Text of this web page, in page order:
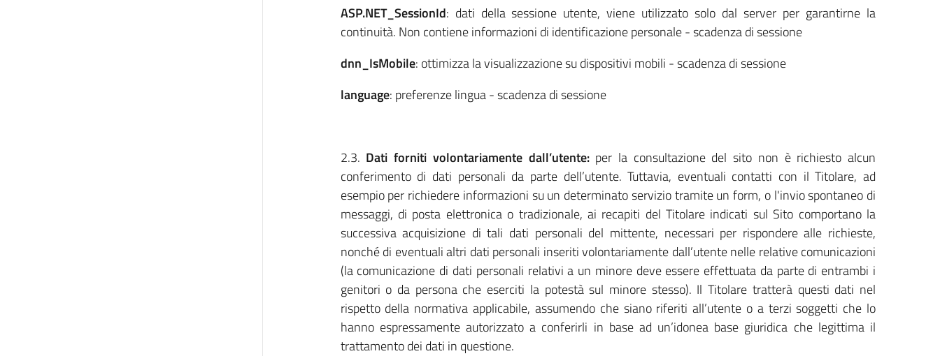
ASP.NET_SessionId: dati della sessione utente, viene utilizzato solo dal server per garantirne la
continuità. Non contiene informazioni di identificazione personale - scadenza di sessione
dnn_IsMobile: ottimizza la visualizzazione su dispositivi mobili - scadenza di sessione
language: preferenze lingua - scadenza di sessione
2.3. Dati forniti volontariamente dall’utente:per la consultazione del sito non è richiesto alcun
conferimento di dati personali da parte dell’utente. Tuttavia, eventuali contatti con il Titolare, ad
esempio per richiedere informazioni su un determinato servizio tramite un form, o l'invio spontaneo di
messaggi, di posta elettronica o tradizionale, ai recapiti del Titolare indicati sul Sito comportano la
successiva acquisizione di tali dati personali del mittente, necessari per rispondere alle richieste,
nonché di eventuali altri dati personali inseriti volontariamente dall’utente nelle relative comunicazioni
(la comunicazione di dati personali relativi a un minore deve essere effettuata da parte di entrambi i
genitori o da persona che eserciti la potestà sul minore stesso). Il Titolare tratterà questi dati nel
rispetto della normativa applicabile, assumendo che siano riferiti all’utente o a terzi soggetti che lo
hanno espressamente autorizzato a conferirli in base ad un’idonea base giuridica che legittima il
trattamento dei dati in questione.